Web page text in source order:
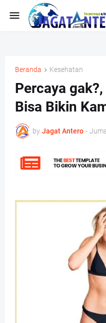
Beranda Kesehatan
Percaya
Bisa Bikin
by Jagat Antero -